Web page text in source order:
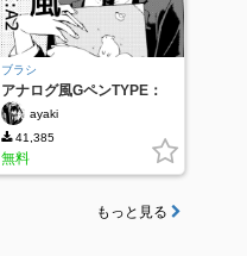
ブラシ
アナログ風GペンTYPE：
A2
ayaki
41,385
無料
もっと見る